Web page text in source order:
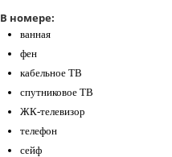
В номере:
ванная
фен
кабельное ТВ
спутниковое ТВ
ЖК-телевизор
телефон
сейф